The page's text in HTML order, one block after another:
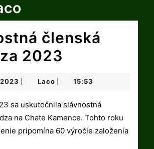
členská
2023
2023
19.
LacoLaco 15:53
na Chate Kamence. Tohto roku
pripomína 60 výročie založenia